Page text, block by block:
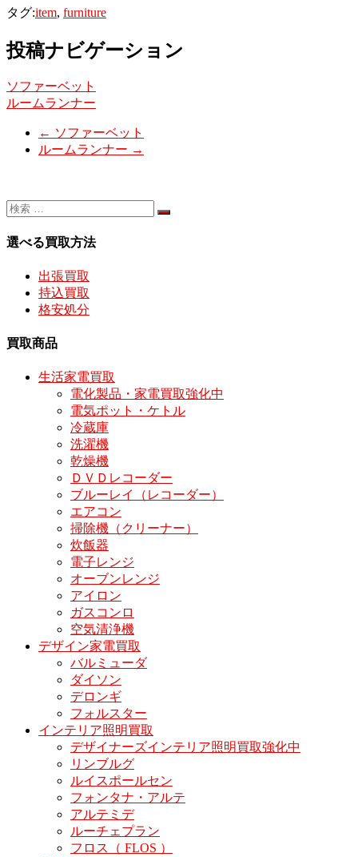
タグ:item, furniture
投稿ナビゲーション
ソファーベット
ルームランナー
← ソファーベット
ルームランナー →
選べる買取方法
出張買取
持込買取
格安処分
買取商品
生活家電買取
電化製品・家電買取強化中
電気ポット・ケトル
冷蔵庫
洗濯機
乾燥機
ＤＶＤレコーダー
ブルーレイ（レコーダー）
エアコン
掃除機（クリーナー）
炊飯器
電子レンジ
オーブンレンジ
アイロン
ガスコンロ
空気清浄機
デザイン家電買取
バルミューダ
ダイソン
デロンギ
フォルスター
インテリア照明買取
デザイナーズインテリア照明買取強化中
リンブルグ
ルイスポールセン
フォンタナ・アルテ
アルテミデ
ルーチェプラン
フロス（ FLOS ）